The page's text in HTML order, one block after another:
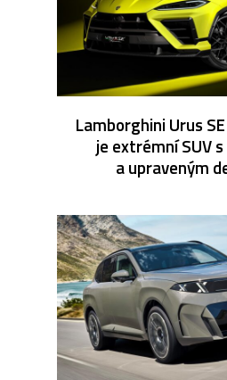
Lamborghini Urus
je extrémní SUV
a upraveným